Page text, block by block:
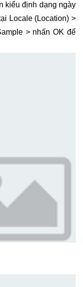
kiểu định dạng ngày
Locale (Location) >
> nhấn OK để